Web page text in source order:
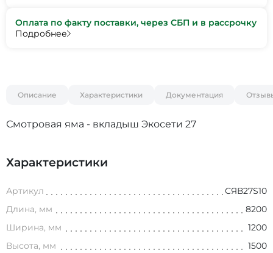
Оплата по факту поставки, через СБП и в рассрочку
Подробнее
Описание Характеристики Документация
Смотровая яма - вкладыш Экосети 27
Характеристики
Артикул
СЯВ27S10
Длина, мм
8200
Ширина, мм
1200
Высота, мм
1500